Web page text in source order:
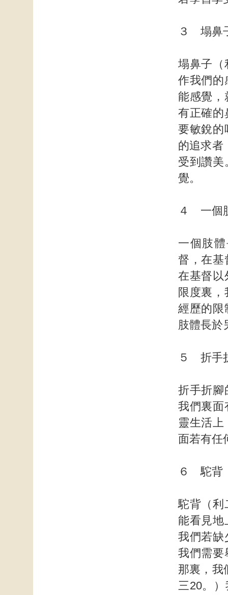
３ 塌鼻
塌鼻子（
作我們的
能感覺，
有正確的
要敏銳的
的追求者
受到讚美
覺。
４ 一個
一個肢
督，在基
在基督以
限度裏
經歷的限
肢體長於
５ 折手
折手折腳
我們裏面
靈生活
面若有任
６ 駝背
駝背（利
能看見地
我們若缺
我們需要
那裏，我
三20。